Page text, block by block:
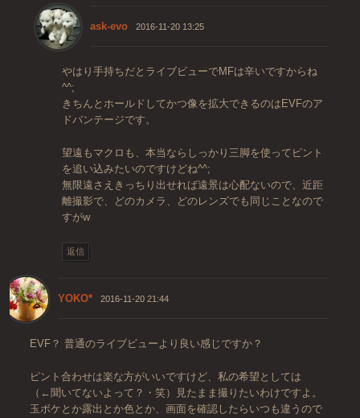
ask-evo 2016-11-20 13:25
やはり手持ちだとライブビューでMFは辛いですからね
^^;
きちんとホールドしてかつ像を拡大できるのはEVFのア
ドバンテージです。
望遠もマクロも、本当ならしっかり三脚を使ってピント
を追い込みたいのですけどね^^;
無限遠さえきっちり出せれば遠景は心配ないので、近距
離撮影で、どのカメラ、どのレンズでも同じことなので
すがw
返信
YOKO* 2016-11-20 21:44
EVF？ 普通のライブビューより良い感じですか？
ピント合わせは楽な方がいいですけど、私の希望としては
（←聞いてないよって？・笑）見たまま撮りたいわけですよ。
玉ボケとか露出とか色とか、画面を確認したらいつも違うので